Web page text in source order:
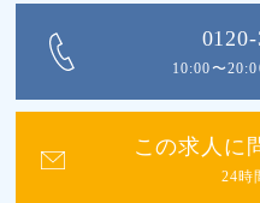
10:00〜
この求人に
24時